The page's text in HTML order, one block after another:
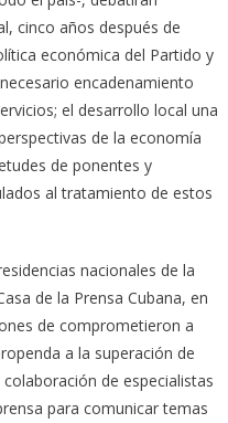
cinco años después de
económica del Partido y
encadenamiento
el desarrollo local una
de la economía
de ponentes y
al tratamiento de estos
nacionales de la
de la Prensa Cubana, en
de comprometieron a
a la superación de
de especialistas
para comunicar temas